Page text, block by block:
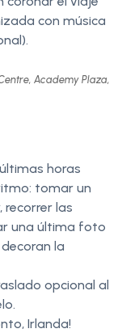
con música
Academy Plaza,
horas
tomar un
recorrer las
una última foto
la
opcional al
Irlanda!